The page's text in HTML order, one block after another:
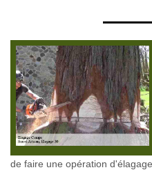
de faire une opération